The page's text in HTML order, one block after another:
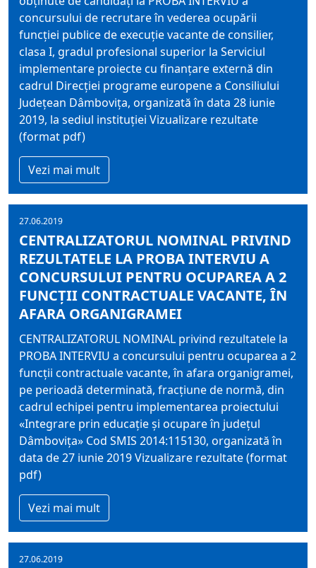
concursului de recrutare în vederea ocupării
funcţiei publice de execuţie vacante de consilier,
clasa I, gradul profesional superior la Serviciul
implementare proiecte cu finanţare externă din
cadrul Direcţiei programe europene a Consiliului
Judeţean Dâmboviţa, organizată în data 28 iunie
2019, la sediul instituţiei Vizualizare rezultate
(format pdf)
Vezi mai mult
27.06.2019
CENTRALIZATORUL NOMINAL PRIVIND
REZULTATELE LA PROBA INTERVIU A
CONCURSULUI PENTRU OCUPAREA A 2
FUNCŢII CONTRACTUALE VACANTE, ÎN
AFARA ORGANIGRAMEI
CENTRALIZATORUL NOMINAL privind rezultatele la
PROBA INTERVIU a concursului pentru ocuparea a 2
funcţii contractuale vacante, în afara organigramei,
pe perioadă determinată, fracţiune de normă, din
cadrul echipei pentru implementarea proiectului
«Integrare prin educaţie şi ocupare în judeţul
Dâmboviţa» Cod SMIS 2014:115130, organizată în
data de 27 iunie 2019 Vizualizare rezultate (format
pdf)
Vezi mai mult
27.06.2019